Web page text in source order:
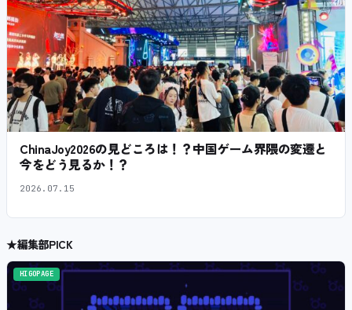
ChinaJoy2026の見どころは！？中国ゲーム界隈の変遷と
今をどう見るか！？
2026.07.15
★編集部PICK
HIGOPAGE